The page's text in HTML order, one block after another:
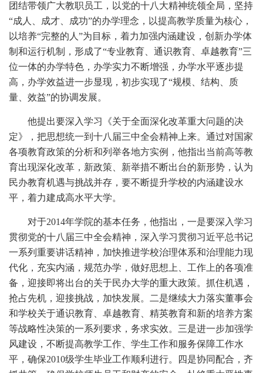
团结带领广大教职员工，以党的十八大精神统领全局，坚持
“成人、成才、成功”的办学理念，以提高教学质量为核心，
以培养“完整的人”为目标，着力加强内涵建设，创新办学体
制和运行机制，形成了“专业教育、通识教育、卓越教育”三
位一体的办学特色，办学实力不断增强，办学水平逐步提
高，办学效益进一步显现，初步实现了“规模、结构、质
量、效益”的协调发展。
他提出要深入学习《关于全面深化改革重大问题的决
定》，把思想统一到十八届三中全会精神上来。通过对国家
各项教育政策的分析和列举各地方实例，他指出当前高等教
育出现深化改革，新政策、新举措不断出台的新形势，认为
民办教育机遇与挑战并存，要不断提升学校的内涵建设水
平，着力建成高水平大学。
对于2014年学院的基本任务，他指出，一是要深入学习
贯彻党的十八届三中全会精神，深入学习贯彻习近平总书记
一系列重要讲话精神，加快推进学校治理体系和治理能力现
代化，充实内涵，规范办学，做好思想上、工作上的各项准
备，迎接即将出台的关于民办大学的重大政策。抓住机遇，
抢占先机，迎接挑战，加快发展。二是继续大力落实董事会
和学校关于通识教育、卓越教育、精英教育和新的培养方案
等战略性决策的一系列要求，务求实效。三是进一步加强学
风建设，不断提高教学工作、学生工作和服务保障工作水
平，确保2010级学生毕业工作顺利进行。四是协同配合，齐